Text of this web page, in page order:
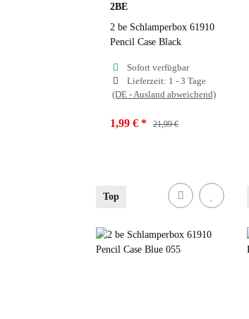
2BE
2 be Schlamperbox 61910
Pencil Case Black
Sofort verfügbar
Lieferzeit: 1 - 3 Tage
(DE - Ausland abweichend)
1,99 € * 21,99 €
Fuchsia Black
Top